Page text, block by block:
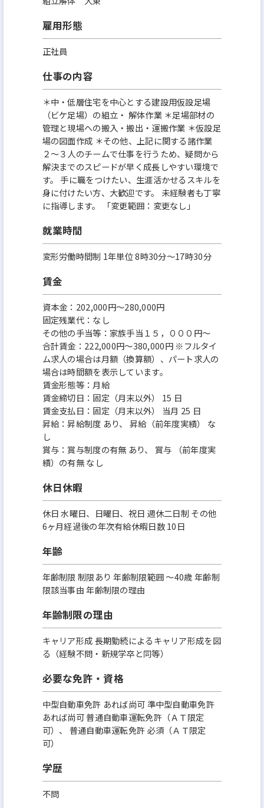
雇用形態
正社員
仕事の内容
＊中・低層住宅を中心とする建設用仮設足場
（ビケ足場）の組立・ 解体作業 ＊足場部材の
管理と現場への搬入・搬出・運搬作業 ＊仮設足
場の図面作成 ＊その他、上記に関する諸作業
２～３人のチームで仕事を行うため、疑問から
解決までのスピードが早く成長しやすい環境で
す。 手に職をつけたい、生涯活かせるスキルを
身に付けたい方、大歓迎です。 未経験者も丁寧
に指導します。 「変更範囲：変更なし」
就業時間
変形労働時間制 1年単位 8時30分〜17時30分
賃金
資本金：202,000円〜280,000円
固定残業代：なし
その他の手当等：家族手当１５，０００円～
合計賃金：222,000円～380,000円 ※フルタイ
ム求人の場合は月額（換算額）、パート求人の
場合は時間額を表示しています。
賃金形態等：月給
賃金締切日：固定（月末以外） 15 日
賃金支払日：固定（月末以外） 当月 25 日
昇給：昇給制度 あり、 昇給（前年度実績） な
し
賞与：賞与制度の有無 あり、 賞与 （前年度実
績）の有無 なし
休日休暇
休日 水曜日、日曜日、祝日 週休二日制 その他
6ヶ月経過後の年次有給休暇日数 10日
年齢
年齢制限 制限あり 年齢制限範囲 〜40歳 年齢制
限該当事由 年齢制限の理由
年齢制限の理由
キャリア形成 長期勤続によるキャリア形成を図
る（経験不問・新規学卒と同等）
必要な免許・資格
中型自動車免許 あれば尚可 準中型自動車免許
あれば尚可 普通自動車運転免許（ＡＴ限定
可）、 普通自動車運転免許 必須（ＡＴ限定
可）
学歴
不問